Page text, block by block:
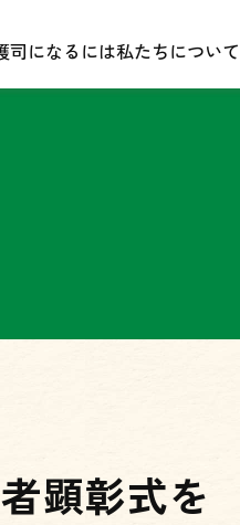
司になるには私たちについて
司になるには私たちについて
顕彰式を